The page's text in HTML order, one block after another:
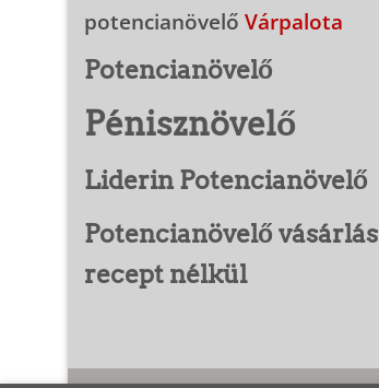
potencianövelő Várpalota
Potencianövelő
Pénisznövelő
Liderin Potencianövelő
Potencianövelő vásárlás
recept nélkül